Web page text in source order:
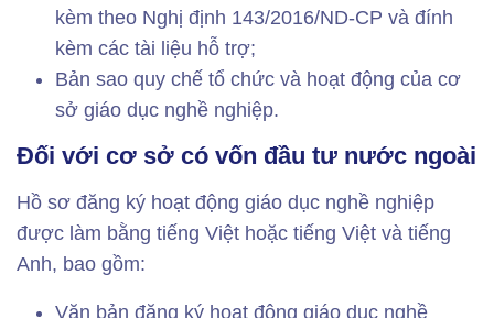
kèm theo Nghị định 143/2016/ND-CP và đính
kèm các tài liệu hỗ trợ;
Bản sao quy chế tổ chức và hoạt động của cơ
sở giáo dục nghề nghiệp.
Đối với cơ sở có vốn đầu tư nước ngoài
Hồ sơ đăng ký hoạt động giáo dục nghề nghiệp
được làm bằng tiếng Việt hoặc tiếng Việt và tiếng
Anh, bao gồm:
Văn bản đăng ký hoạt động giáo dục nghề